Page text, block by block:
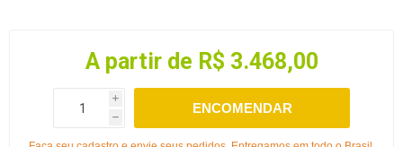
A partir de R$ 3.468,00
i
h
ENCOMENDAR